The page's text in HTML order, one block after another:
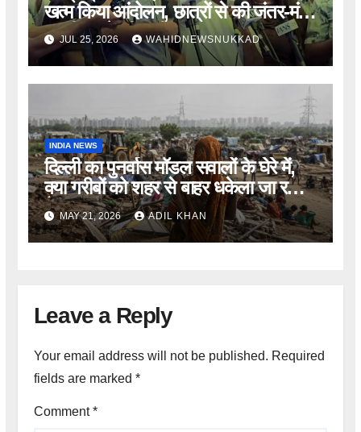
खत्म किया आंदोलन, छात्रों से की जंतर-मंतर
खाली करने की अपील
JUL 25, 2026 WAHIDNEWSNUKKAD
INDIA NEWS
दिल्ली का पुनर्वास मॉडल सवालों के घेरे में,
क्या गरीबों को शहर से बाहर धकेला जा रहा
है?MAY 21, 2026 ADIL KHAN
Leave a Reply
Your email address will not be published. Required
fields are marked *
Comment*